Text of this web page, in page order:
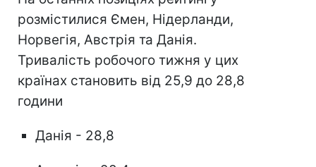
розмістилися Ємен, Нідерланди,
Норвегія, Австрія та Данія.
Тривалість робочого тижня у цих
країнах становить від 25,9 до 28,8
години
Данія - 28,8